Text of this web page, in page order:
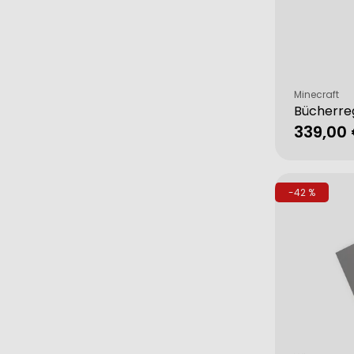
Verkäufer:
Minecraft
339,00
-42 %